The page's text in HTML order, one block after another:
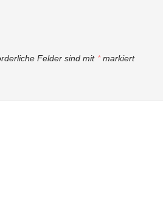
Felder sind mit *markiert